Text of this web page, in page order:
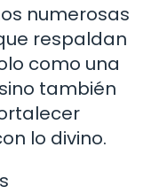
numerosas
respaldan
como una
también
lo divino.